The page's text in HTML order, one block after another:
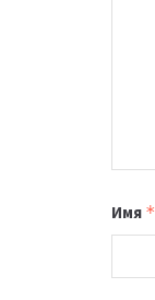
Имя *